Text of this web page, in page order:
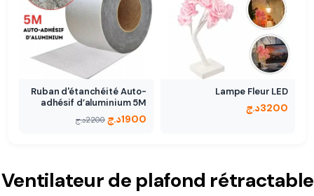
Lampe Fleur LED
3200د.ج
Ruban d'étanchéité Auto-
adhésif d’aluminium 5M
1900د.ج 2200د.ج
Ventilateur de plafond rétractable